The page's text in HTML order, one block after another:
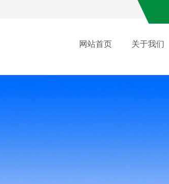
网站首页 关于我们